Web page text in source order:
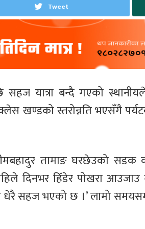
Tweet
सहज यात्रा बन्दै गएको
खण्डको स्तरोन्नति भएसँगै
तामाङ घरछेउको
दिनभर हिँडेर पोखरा आउजाउ
धेरै सहज भएको छ ।’ लामो